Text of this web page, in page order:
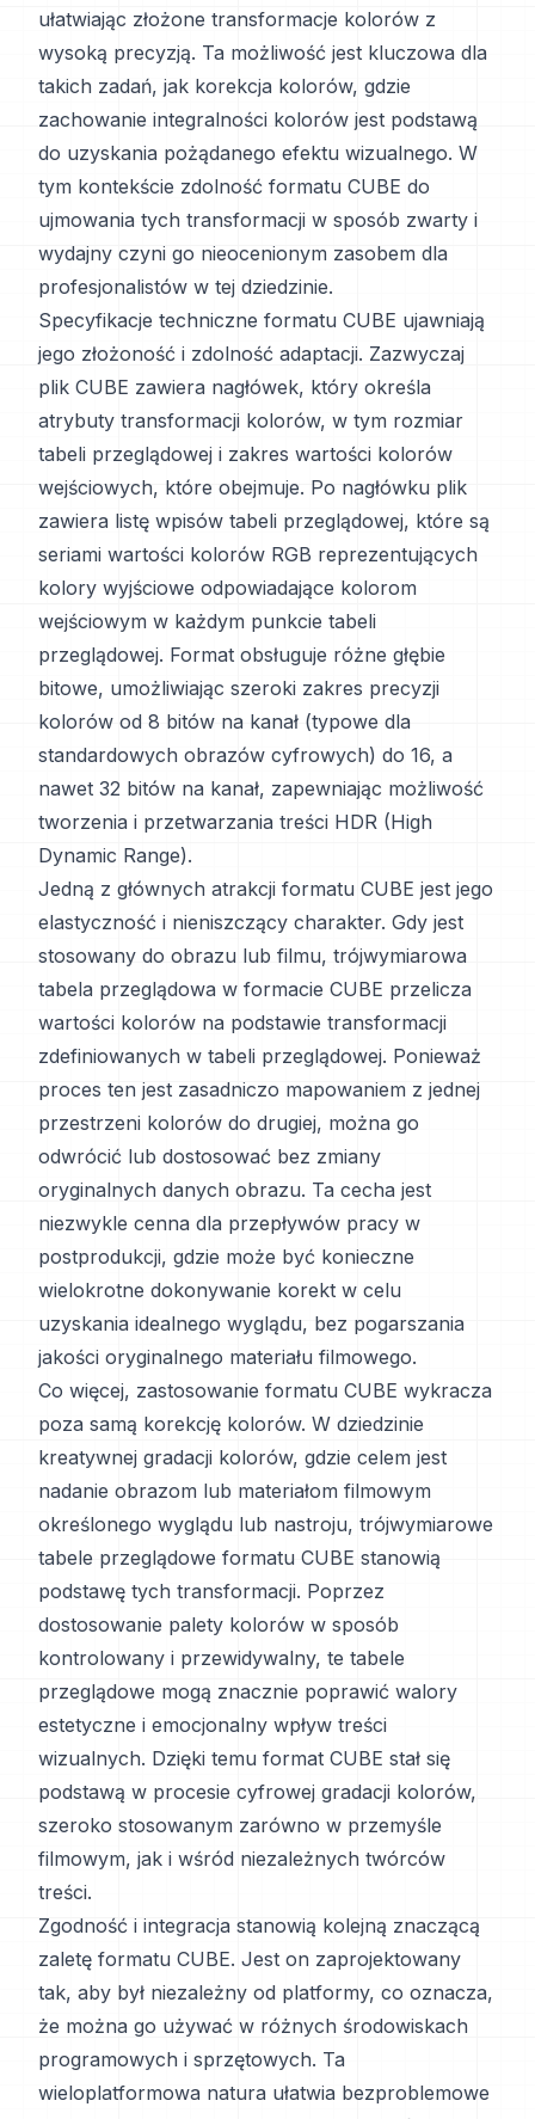
ułatwiając złożone transformacje kolorów z
wysoką precyzją. Ta możliwość jest kluczowa dla
takich zadań, jak korekcja kolorów, gdzie
zachowanie integralności kolorów jest podstawą
do uzyskania pożądanego efektu wizualnego. W
tym kontekście zdolność formatu CUBE do
ujmowania tych transformacji w sposób zwarty i
wydajny czyni go nieocenionym zasobem dla
profesjonalistów w tej dziedzinie.
Specyfikacje techniczne formatu CUBE ujawniają
jego złożoność i zdolność adaptacji. Zazwyczaj
plik CUBE zawiera nagłówek, który określa
atrybuty transformacji kolorów, w tym rozmiar
tabeli przeglądowej i zakres wartości kolorów
wejściowych, które obejmuje. Po nagłówku plik
zawiera listę wpisów tabeli przeglądowej, które są
seriami wartości kolorów RGB reprezentujących
kolory wyjściowe odpowiadające kolorom
wejściowym w każdym punkcie tabeli
przeglądowej. Format obsługuje różne głębie
bitowe, umożliwiając szeroki zakres precyzji
kolorów od 8 bitów na kanał (typowe dla
standardowych obrazów cyfrowych) do 16, a
nawet 32 bitów na kanał, zapewniając możliwość
tworzenia i przetwarzania treści HDR (High
Dynamic Range).
Jedną z głównych atrakcji formatu CUBE jest jego
elastyczność i nieniszczący charakter. Gdy jest
stosowany do obrazu lub filmu, trójwymiarowa
tabela przeglądowa w formacie CUBE przelicza
wartości kolorów na podstawie transformacji
zdefiniowanych w tabeli przeglądowej. Ponieważ
proces ten jest zasadniczo mapowaniem z jednej
przestrzeni kolorów do drugiej, można go
odwrócić lub dostosować bez zmiany
oryginalnych danych obrazu. Ta cecha jest
niezwykle cenna dla przepływów pracy w
postprodukcji, gdzie może być konieczne
wielokrotne dokonywanie korekt w celu
uzyskania idealnego wyglądu, bez pogarszania
jakości oryginalnego materiału filmowego.
Co więcej, zastosowanie formatu CUBE wykracza
poza samą korekcję kolorów. W dziedzinie
kreatywnej gradacji kolorów, gdzie celem jest
nadanie obrazom lub materiałom filmowym
określonego wyglądu lub nastroju, trójwymiarowe
tabele przeglądowe formatu CUBE stanowią
podstawę tych transformacji. Poprzez
dostosowanie palety kolorów w sposób
kontrolowany i przewidywalny, te tabele
przeglądowe mogą znacznie poprawić walory
estetyczne i emocjonalny wpływ treści
wizualnych. Dzięki temu format CUBE stał się
podstawą w procesie cyfrowej gradacji kolorów,
szeroko stosowanym zarówno w przemyśle
filmowym, jak i wśród niezależnych twórców
treści.
Zgodność i integracja stanowią kolejną znaczącą
zaletę formatu CUBE. Jest on zaprojektowany
tak, aby był niezależny od platformy, co oznacza,
że można go używać w różnych środowiskach
programowych i sprzętowych. Ta
wieloplatformowa natura ułatwia bezproblemowe